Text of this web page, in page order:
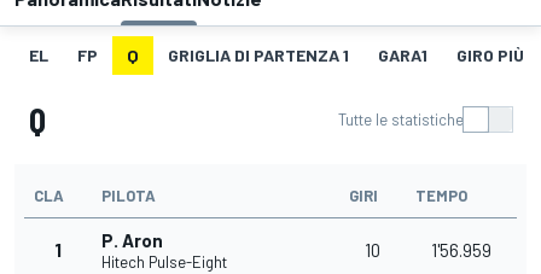
EL FP Q GRIGLIA DI PARTENZA 1 GARA1 GIRO PIÙ
Q Tutte le statistiche
CLA PILOTA GIRI TEMPO
1 P. Aron
Hitech Pulse-Eight
10 1'56.959